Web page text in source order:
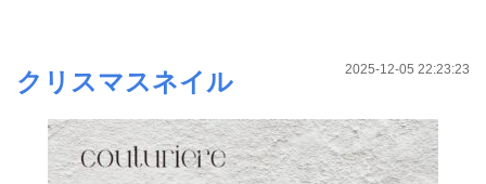
2025-12-05 22:23:23
クリスマスネイル